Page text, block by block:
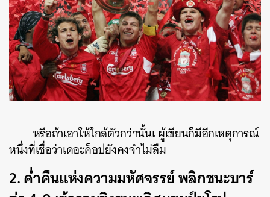
หรือถ้าเอาให้ใกล้ตัวกว่านั้นเ ผู้เขียนก็มีอีกเหตุการณ์
หนึ่งที่เชื่อว่าเดอะค็อปยังคงจำไม่ลืม
2. ค่ำคืนแห่งความมหัศจรรย์ พลิกชนะบาร์